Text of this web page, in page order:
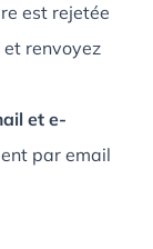
est rejetée
et renvoyez
et e-
par email